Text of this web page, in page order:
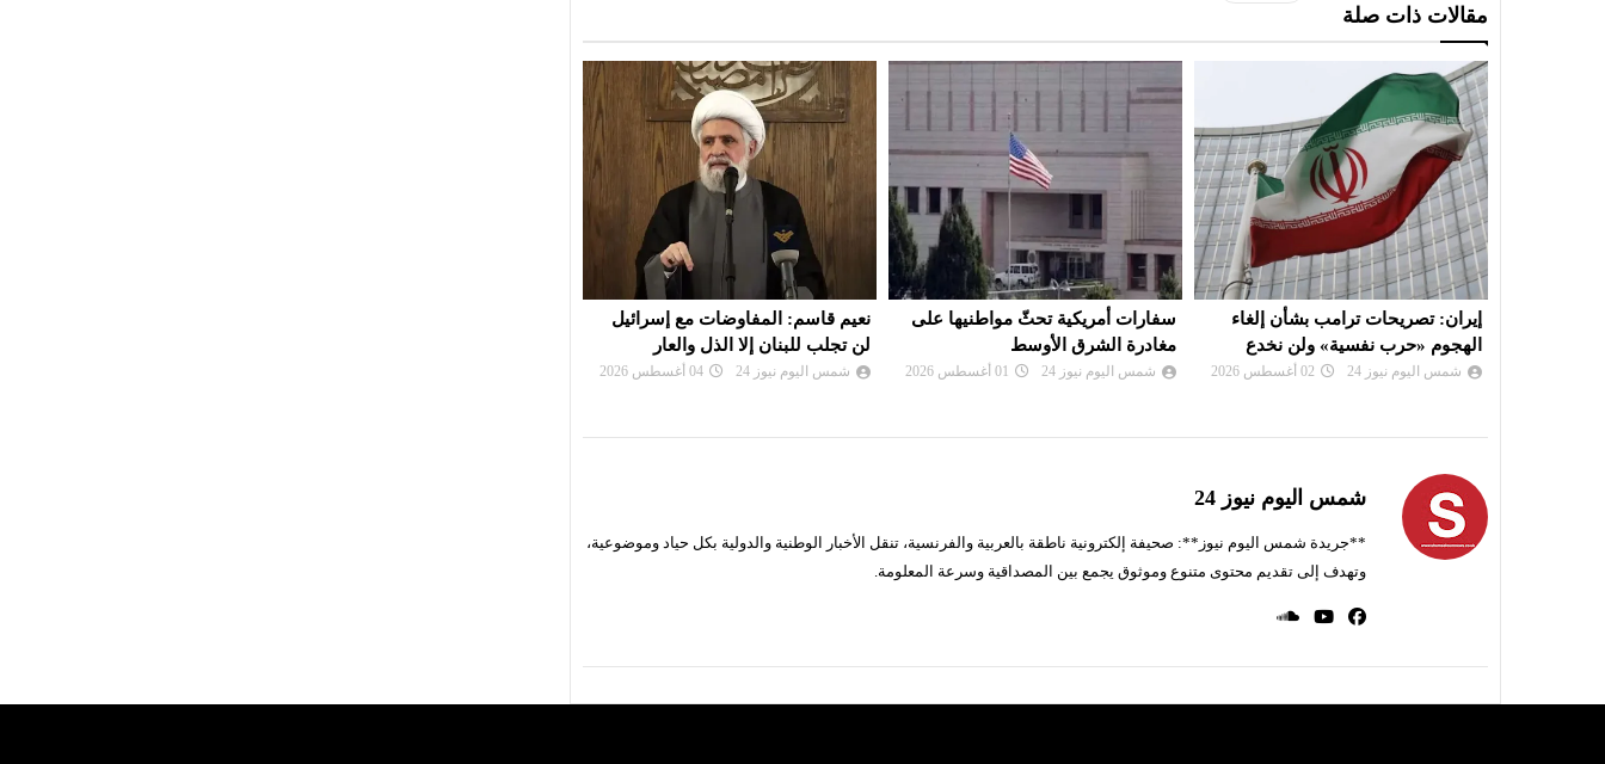
مقالات ذات صلة
سفارات أمريكية تحثّ مواطنيها على
مغادرة الشرق الأوسط
شمس اليوم نيوز 24 01 أغسطس 2026
نعيم قاسم: المفاوضات مع إسرائيل
لن تجلب للبنان إلا الذل والعار
شمس اليوم نيوز 24 04 أغسطس 2026
إيران: تصريحات ترامب بشأن إلغاء
الهجوم «حرب نفسية» ولن نخدع
شمس اليوم نيوز 24 02 أغسطس 2026
شمس اليوم نيوز 24
**جريدة شمس اليوم نيوز**: صحيفة إلكترونية ناطقة بالعربية والفرنسية، تنقل الأخبار الوطنية والدولية بكل حياد وموضوعية،
وتهدف إلى تقديم محتوى متنوع وموثوق يجمع بين المصداقية وسرعة المعلومة.